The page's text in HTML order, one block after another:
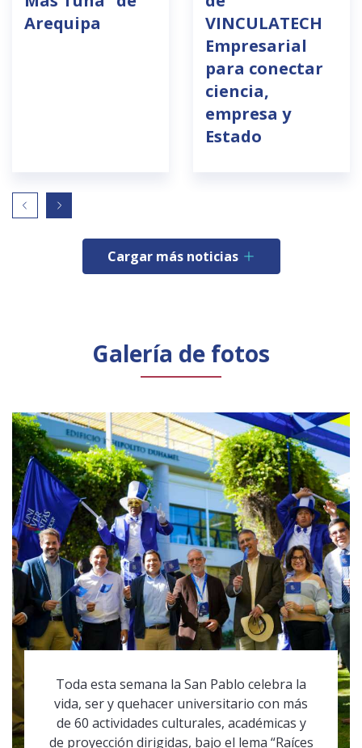
Arequipa
VINCULATECH
Empresarial
para conectar
ciencia,
empresa y
Estado
Cargar más noticias
Galería de fotos
Toda esta semana la San Pablo celebra la
vida, ser y quehacer universitario con más
de 60 actividades culturales, académicas y
de proyección dirigidas, bajo el lema “Raíces